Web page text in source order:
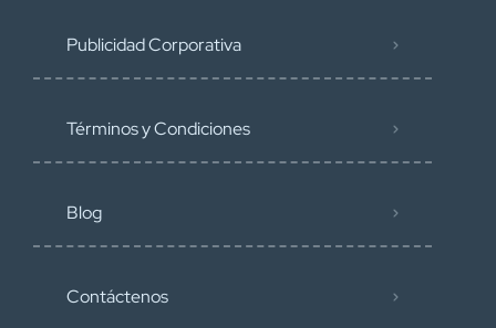
Publicidad Corporativa
Términos y Condiciones
Blog
Contáctenos